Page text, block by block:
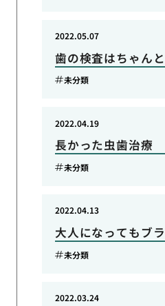
歯の検査はちゃん
2022.05.07
未分類
長かった虫歯治療
2022.04.19
未分類
大人になってもブ
2022.04.13
未分類
2022.03.24